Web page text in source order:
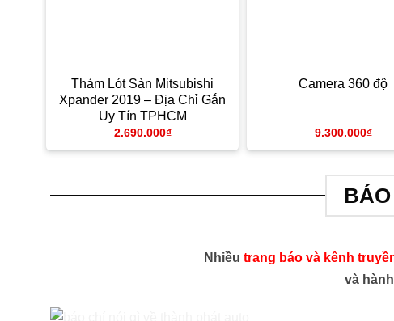
Thảm Lót Sàn Mitsubishi
Xpander 2019 – Địa Chỉ Gắn
Uy Tín TPHCM
2.690.000₫
Camera 360 độ
9.300.000₫
Nhiều trang báo và kênh
và